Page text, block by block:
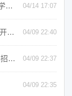
资源与工程技术学院 | 资源与工程技术学院开展拓企访岗活动 04/14 17:07
校领导带队赴英辰新能源科技有限公司开展专项访问交流 04/09 22:40
河北碧源水务工程设备有限公司2026年招聘启事 04/09 22:37
04/09 22:35